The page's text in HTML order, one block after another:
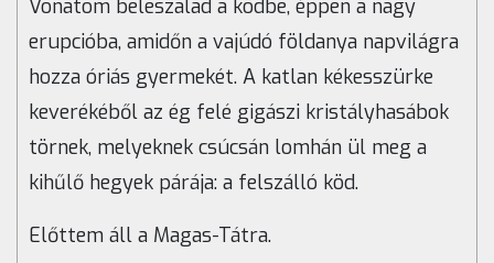
Vonatom beleszalad a ködbe, éppen a nagy
erupcióba, amidőn a vajúdó földanya napvilágra
hozza óriás gyermekét. A katlan kékesszürke
keverékéből az ég felé gigászi kristályhasábok
törnek, melyeknek csúcsán lomhán ül meg a
kihűlő hegyek párája: a felszálló köd.
Előttem áll a Magas-Tátra.